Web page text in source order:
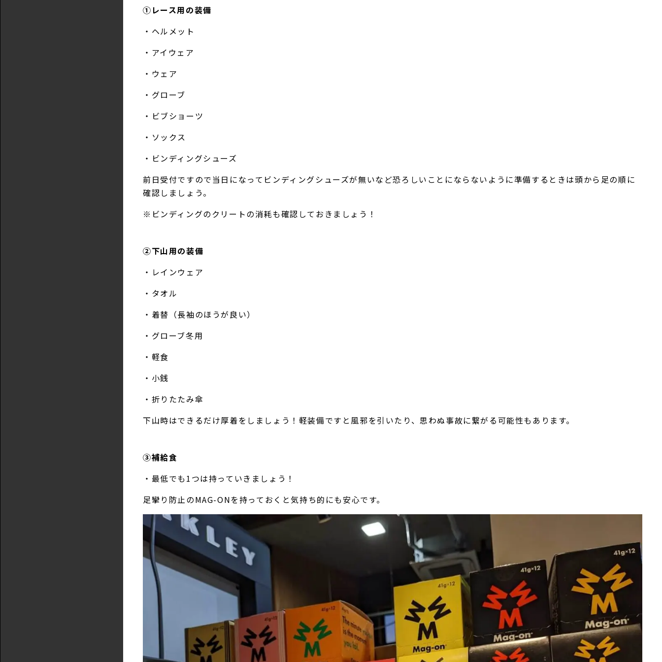
①レース用の装備
・ヘルメット
・アイウェア
・ウェア
・グローブ
・ビブショーツ
・ソックス
・ビンディングシューズ
前日受付ですので当日になってビンディングシューズが無いなど恐ろしいことにならないように準備するときは頭から足の順に
確認しましょう。
※ビンディングのクリートの消耗も確認しておきましょう！
②下山用の装備
・レインウェア
・タオル
・着替（長袖のほうが良い）
・グローブ冬用
・軽食
・小銭
・折りたたみ傘
下山時はできるだけ厚着をしましょう！軽装備ですと風邪を引いたり、思わぬ事故に繋がる可能性もあります。
③補給食
・最低でも1つは持っていきましょう！
足攣り防止のMAG-ONを持っておくと気持ち的にも安心です。